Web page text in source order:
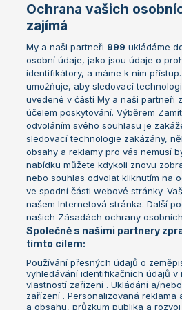
Žebříčky
Žebříček ATP (muži)
Žebříček WTA (ženy)
Sázkařský žebříček
French
US Open
Turnaj
Turnaj
Aktualní trendy
Fotbalové přestupy
Livesport Daily
LS Prague Open
Podmínky užití
GDPR a žurnalistika
Reklama
Ochrana vašich
zajímá
My a naši partneři 999 ukládáme
osobní údaje, jako jsou údaje o
identifikátory, a máme k nim
umožňuje, aby sledovací
uvedené v části My a naši partneři
účelem poskytování. Výběrem
odvoláním svého souhlasu je
sledovací technologie zakázány,
obsahy a reklamy pro vás nemusí
nabídku můžete kdykoli znovu
nebo souhlas odvolat kliknutím na
ve spodní části webové stránky.
našem Internetová stránka. Další
našich Zásadách ochrany
Společně s našimi partnery
tímto cílem:
Používání přesných údajů o
vyhledávání identifikačních údajů
vlastností zařízení . Ukládání a/
zařízení . Personalizovaná reklama
a obsahu, průzkum publika a